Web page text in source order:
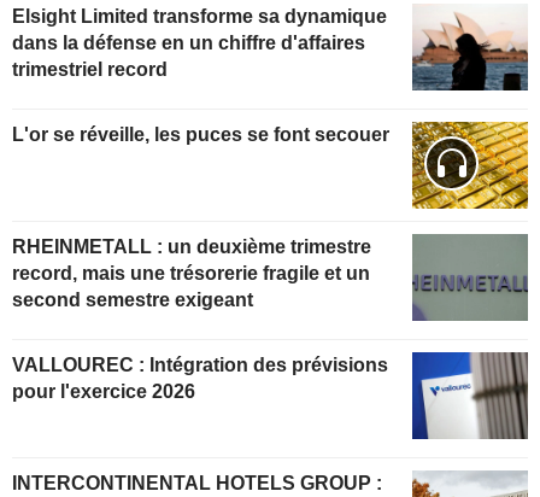
Elsight Limited transforme sa dynamique
dans la défense en un chiffre d'affaires
trimestriel record
L'or se réveille, les puces se font secouer
RHEINMETALL : un deuxième trimestre
record, mais une trésorerie fragile et un
second semestre exigeant
VALLOUREC : Intégration des prévisions
pour l'exercice 2026
INTERCONTINENTAL HOTELS GROUP :